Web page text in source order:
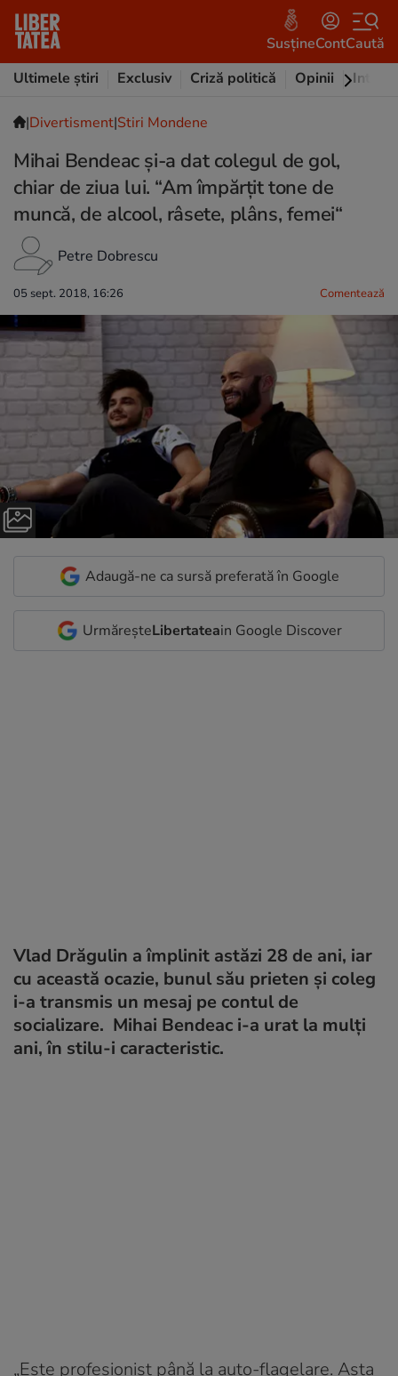
SusțineContCaută
Ultimele știri
Exclusiv Criză politică Opinii
|Divertisment|Stiri Mondene
Mihai Bendeac și-a dat colegul de gol,
chiar de ziua lui. “Am împărțit tone de
muncă, de alcool, râsete, plâns, femei“
Petre Dobrescu
05 sept. 2018, 16:26 Comentează
Adaugă-ne ca sursă preferată în Google
UrmăreșteLibertateain Google Discover
Vlad Drăgulin a împlinit astăzi 28 de ani, iar
cu această ocazie, bunul său prieten și coleg
i-a transmis un mesaj pe contul de
socializare. Mihai Bendeac i-a urat la mulți
ani, în stilu-i caracteristic.
„Este profesionist până la auto-flagelare. Asta